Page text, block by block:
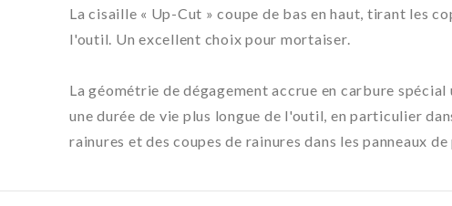
La cisaille « Up-Cut » coupe de bas en haut, tirant les
l'outil. Un excellent choix pour mortaiser.
La géométrie de dégagement accrue en carbure
une durée de vie plus longue de l'outil, en particulier
rainures et des coupes de rainures dans les panneaux